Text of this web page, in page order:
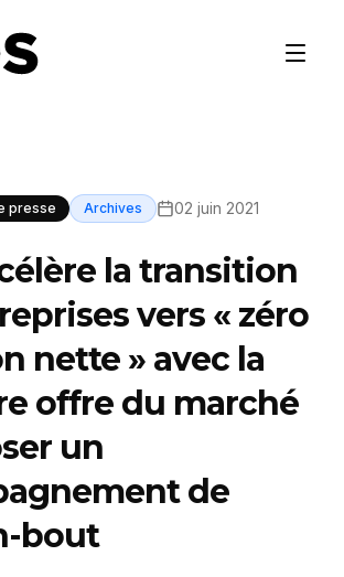
presse Archives 02 juin 2021
la transition
vers « zéro
nette » avec la
offre du marché
un
de
bout